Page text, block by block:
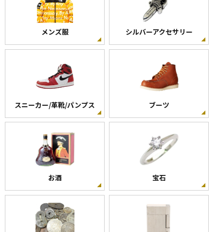
メンズ服 シルバーアクセサリー
スニーカー/革靴/パンプス ブーツ
お酒 宝石